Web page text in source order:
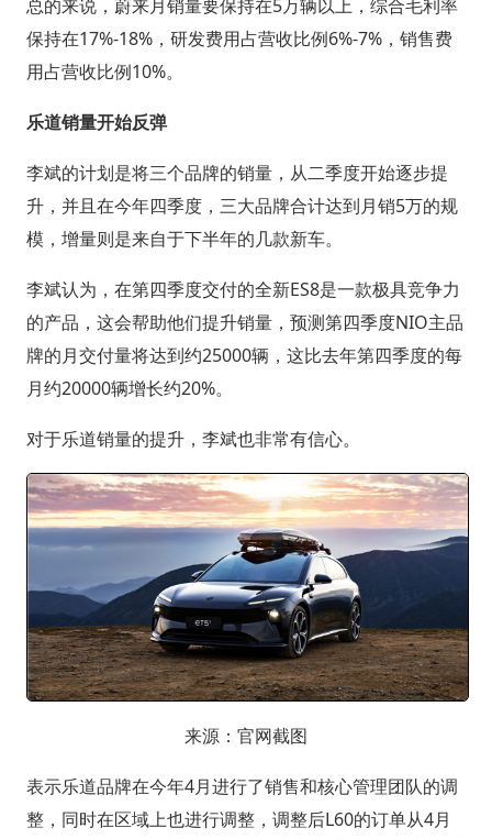
总的来说，蔚来月销量要保持在5万辆以上，综合毛利率
保持在17%-18%，研发费用占营收比例6%-7%，销售费
用占营收比例10%。
乐道销量开始反弹
李斌的计划是将三个品牌的销量，从二季度开始逐步提
升，并且在今年四季度，三大品牌合计达到月销5万的规
模，增量则是来自于下半年的几款新车。
李斌认为，在第四季度交付的全新ES8是一款极具竞争力
的产品，这会帮助他们提升销量，预测第四季度NIO主品
牌的月交付量将达到约25000辆，这比去年第四季度的每
月约20000辆增长约20%。
对于乐道销量的提升，李斌也非常有信心。
来源：官网截图
表示乐道品牌在今年4月进行了销售和核心管理团队的调
整，同时在区域上也进行调整，调整后L60的订单从4月